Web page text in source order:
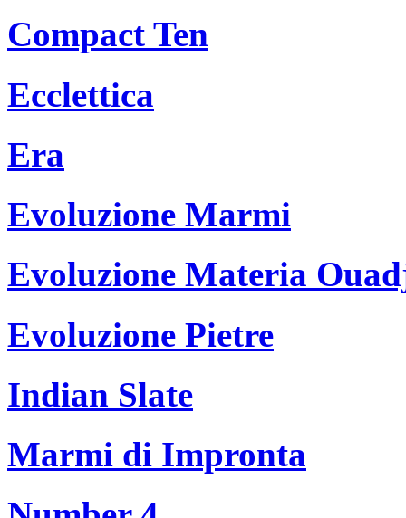
Compact Ten
Ecclettica
Era
Evoluzione Marmi
Evoluzione Materia
Evoluzione Pietre
Indian Slate
Marmi di Impronta